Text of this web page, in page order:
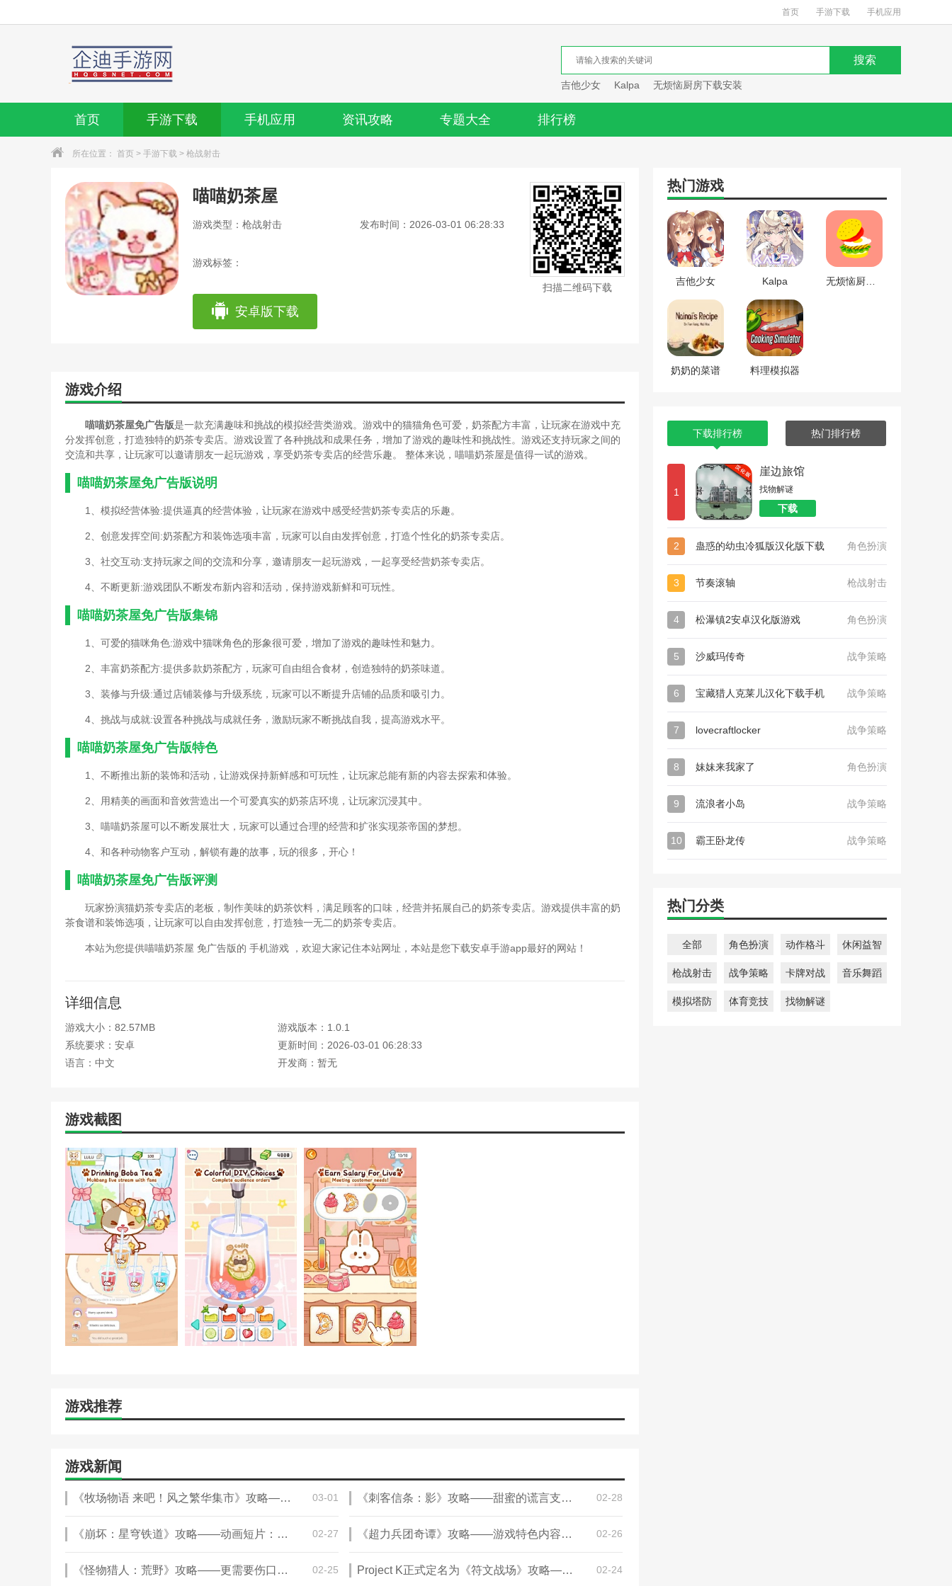
首页 手游下载 手机应用
吉他少女 Kalpa 无烦恼厨房下载安装
首页 手游下载 手机应用 资讯攻略 专题大全 排行榜
所在位置： 首页 > 手游下载 > 枪战射击
喵喵奶茶屋
游戏类型：枪战射击 发布时间：2026-03-01 06:28:33
游戏标签：
安卓版下载
扫描二维码下载
游戏介绍
喵喵奶茶屋免广告版是一款充满趣味和挑战的模拟经营类游戏。游戏中的猫猫角色可爱，奶茶配方丰富，让玩家在游戏中充
分发挥创意，打造独特的奶茶专卖店。游戏设置了各种挑战和成果任务，增加了游戏的趣味性和挑战性。游戏还支持玩家之间的
交流和共享，让玩家可以邀请朋友一起玩游戏，享受奶茶专卖店的经营乐趣。 整体来说，喵喵奶茶屋是值得一试的游戏。
喵喵奶茶屋免广告版说明
1、模拟经营体验:提供逼真的经营体验，让玩家在游戏中感受经营奶茶专卖店的乐趣。
2、创意发挥空间:奶茶配方和装饰选项丰富，玩家可以自由发挥创意，打造个性化的奶茶专卖店。
3、社交互动:支持玩家之间的交流和分享，邀请朋友一起玩游戏，一起享受经营奶茶专卖店。
4、不断更新:游戏团队不断发布新内容和活动，保持游戏新鲜和可玩性。
喵喵奶茶屋免广告版集锦
1、可爱的猫咪角色:游戏中猫咪角色的形象很可爱，增加了游戏的趣味性和魅力。
2、丰富奶茶配方:提供多款奶茶配方，玩家可自由组合食材，创造独特的奶茶味道。
3、装修与升级:通过店铺装修与升级系统，玩家可以不断提升店铺的品质和吸引力。
4、挑战与成就:设置各种挑战与成就任务，激励玩家不断挑战自我，提高游戏水平。
喵喵奶茶屋免广告版特色
1、不断推出新的装饰和活动，让游戏保持新鲜感和可玩性，让玩家总能有新的内容去探索和体验。
2、用精美的画面和音效营造出一个可爱真实的奶茶店环境，让玩家沉浸其中。
3、喵喵奶茶屋可以不断发展壮大，玩家可以通过合理的经营和扩张实现茶帝国的梦想。
4、和各种动物客户互动，解锁有趣的故事，玩的很多，开心！
喵喵奶茶屋免广告版评测
玩家扮演猫奶茶专卖店的老板，制作美味的奶茶饮料，满足顾客的口味，经营并拓展自己的奶茶专卖店。游戏提供丰富的奶
茶食谱和装饰选项，让玩家可以自由发挥创意，打造独一无二的奶茶专卖店。
本站为您提供喵喵奶茶屋 免广告版的 手机游戏 ，欢迎大家记住本站网址，本站是您下载安卓手游app最好的网站！
详细信息
游戏大小：82.57MB
游戏版本：1.0.1
系统要求：安卓
更新时间：2026-03-01 06:28:33
语言：中文
开发商：暂无
游戏截图
游戏推荐
游戏新闻
《牧场物语 来吧！风之繁华集市》攻略——上架Steam 首批截图 03-01 《刺客信条：影》攻略——甜蜜的谎言支线任务攻略分享 02-28
《崩坏：星穹铁道》攻略——动画短片：「那安息的长夜」 02-27 《超力兵团奇谭》攻略——游戏特色内容介绍 02-26
《怪物猎人：荒野》攻略——更需要伤口的武器介绍 02-25 Project K正式定名为《符文战场》攻略——：英雄联盟官方实体卡牌游戏登场 02-24
热门游戏
吉他少女 Kalpa
奶奶的菜谱 料理模拟器
下载排行榜 热门排行榜
1
崖边旅馆
找物解谜
下载
2 蛊惑的幼虫冷狐版汉化版下载 角色扮演
3 节奏滚轴 枪战射击
4 松瀑镇2安卓汉化版游戏 角色扮演
5 沙威玛传奇 战争策略
6 宝藏猎人克莱儿汉化下载手机 战争策略
7 lovecraftlocker 战争策略
8 妹妹来我家了 角色扮演
9 流浪者小岛 战争策略
10 霸王卧龙传 战争策略
热门分类
全部 角色扮演 动作格斗 休闲益智
枪战射击 战争策略 卡牌对战 音乐舞蹈
模拟塔防 体育竞技 找物解谜